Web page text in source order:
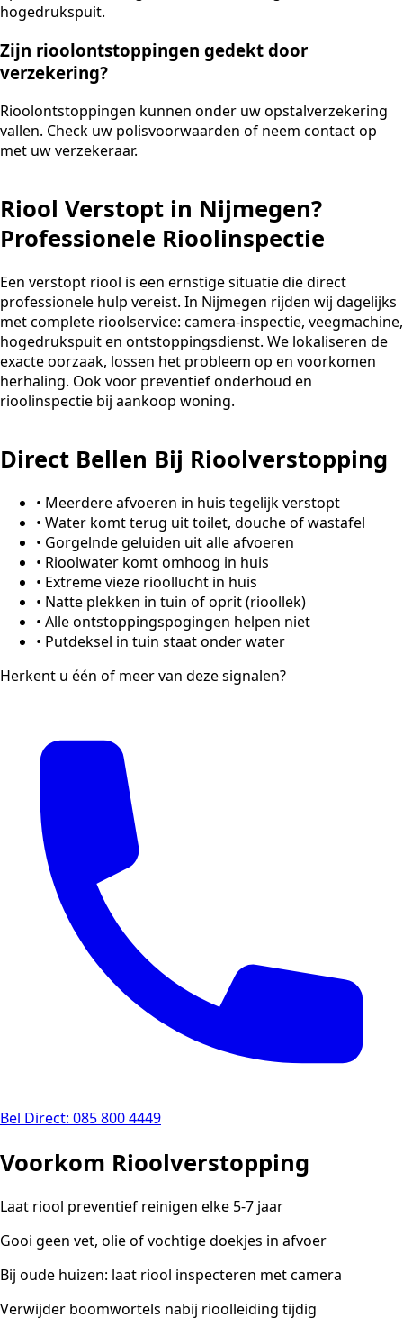
hogedrukspuit.
Zijn rioolontstoppingen gedekt door
verzekering?
Rioolontstoppingen kunnen onder uw opstalverzekering
vallen. Check uw polisvoorwaarden of neem contact op
met uw verzekeraar.
Riool Verstopt in Nijmegen?
Professionele Rioolinspectie
Een verstopt riool is een ernstige situatie die direct
professionele hulp vereist. In Nijmegen rijden wij dagelijks
met complete rioolservice: camera-inspectie, veegmachine,
hogedrukspuit en ontstoppingsdienst. We lokaliseren de
exacte oorzaak, lossen het probleem op en voorkomen
herhaling. Ook voor preventief onderhoud en
rioolinspectie bij aankoop woning.
Direct Bellen Bij Rioolverstopping
• Meerdere afvoeren in huis tegelijk verstopt
• Water komt terug uit toilet, douche of wastafel
• Gorgelnde geluiden uit alle afvoeren
• Rioolwater komt omhoog in huis
• Extreme vieze rioollucht in huis
• Natte plekken in tuin of oprit (rioollek)
• Alle ontstoppingspogingen helpen niet
• Putdeksel in tuin staat onder water
Herkent u één of meer van deze signalen?
Bel Direct: 085 800 4449
Voorkom Rioolverstopping
Laat riool preventief reinigen elke 5-7 jaar
Gooi geen vet, olie of vochtige doekjes in afvoer
Bij oude huizen: laat riool inspecteren met camera
Verwijder boomwortels nabij rioolleiding tijdig